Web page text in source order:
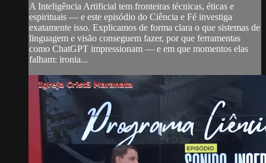
A Inteligência Artificial tem fronteiras técnicas, éticas e
espirituais — e este episódio do Ciência e Fé investiga
exatamente isso. Explicamos de forma clara o que sistemas de
linguagem e visão conseguem fazer, por que ferramentas
como ChatGPT impressionam — e em que momentos elas
falham: ironia...